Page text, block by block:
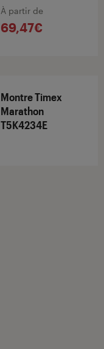
À partir de
69,47€
Montre Timex
Marathon
T5K4234E